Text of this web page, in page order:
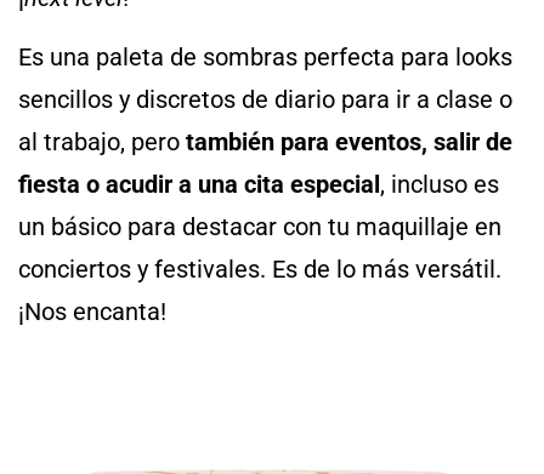
Es una paleta de sombras perfecta para looks
sencillos y discretos de diario para ir a clase o
al trabajo, pero también para eventos, salir de
fiesta o acudir a una cita especial, incluso es
un básico para destacar con tu maquillaje en
conciertos y festivales. Es de lo más versátil.
¡Nos encanta!